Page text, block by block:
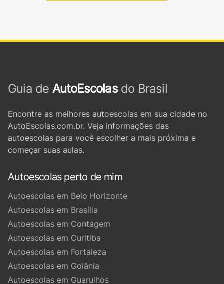
Guia de AutoEscolasdo Brasil
Encontre as melhores autoescolas em sua cidade no
AutoEscolas.com.br. Veja informações das
autoescolas para você escolher a mais próxima e
começar suas aulas.
Autoescolas perto de mim
Autoescolas em Belo Horizonte
Autoescolas em Brasília
Autoescolas em Contagem
Autoescolas em Curitiba
Autoescolas em Fortaleza
Autoescolas em Goiânia
Autoescolas em Guarulhos